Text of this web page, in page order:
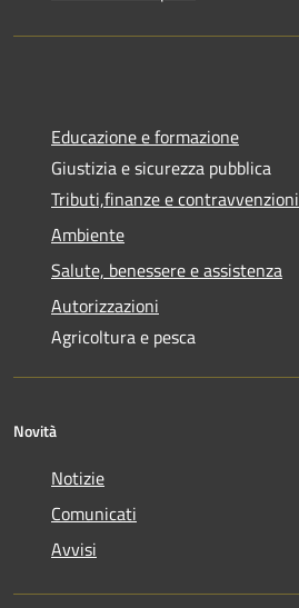
Educazione e formazione
Giustizia e sicurezza pubblica
Tributi,finanze e contravvenzioni
Ambiente
Salute, benessere e assistenza
Autorizzazioni
Agricoltura e pesca
Novità
Notizie
Comunicati
Avvisi